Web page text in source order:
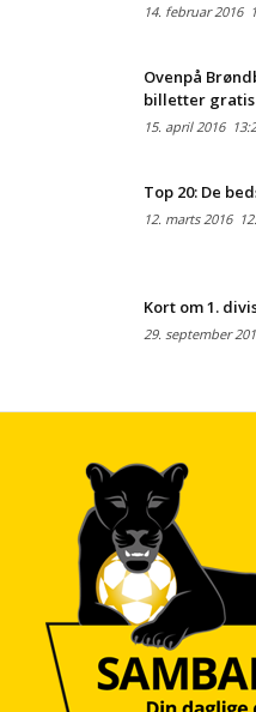
14. februar 2016
Ovenpå
billetter gratis
15. april 2016
Top 20: De
12. marts 2016
Kort om 1.
29. september